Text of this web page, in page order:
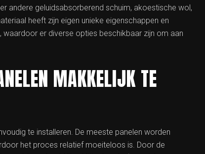
andere geluidsabsorberend schuim, akoestische wol,
heeft zijn eigen unieke eigenschappen en
er diverse opties beschikbaar zijn om aan
MAKKELIJK TE
te installeren. De meeste panelen worden
het proces relatief moeiteloos is. Door de